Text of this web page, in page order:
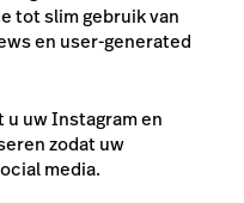
tot slim gebruik van
en user-generated
u uw Instagram en
zodat uw
media.